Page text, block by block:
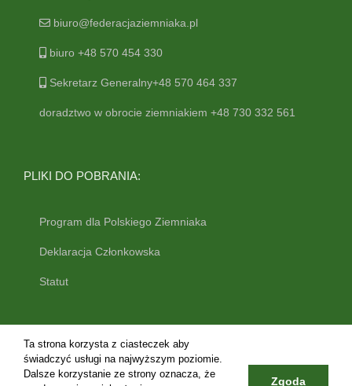
biuro@federacjaziemniaka.pl
biuro +48 570 454 330
Sekretarz Generalny+48 570 464 337
doradztwo w obrocie ziemniakiem +48 730 332 561
PLIKI DO POBRANIA:
Program dla Polskiego Ziemniaka
Deklaracja Członkowska
Statut
Ta strona korzysta z ciasteczek aby
świadczyć usługi na najwyższym poziomie.
Dalsze korzystanie ze strony oznacza, że
Zgoda